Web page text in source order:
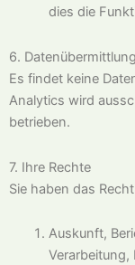
dies die
6. Datenübermittlung
Es findet keine
Analytics wird
betrieben.
7. Ihre Rechte
Sie haben das
Auskunft,
Verarbeitung,